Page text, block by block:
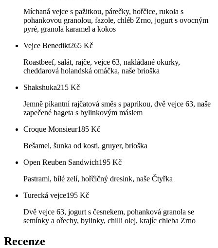
Míchaná vejce s pažitkou, párečky, hořčice, rukola s
pohankovou granolou, fazole, chléb Zrno, jogurt s ovocným
pyré, granola karamel a kokos
Vejce Benedikt265 Kč
Roastbeef, salát, rajče, vejce 63, nakládané okurky,
cheddarová holandská omáčka, naše brioška
Shakshuka215 Kč
Jemně pikantní rajčatová směs s paprikou, dvě vejce 63, naše
zapečené bageta s bylinkovým máslem
Croque Monsieur185 Kč
Bešamel, šunka od kosti, gruyer, brioška
Open Reuben Sandwich195 Kč
Pastrami, bílé zelí, hořčičný dresink, naše Čtyřka
Turecká vejce195 Kč
Dvě vejce 63, jogurt s česnekem, pohanková granola se
semínky a ořechy, bylinky, chilli olej, krajíc chleba Zrno
Recenze